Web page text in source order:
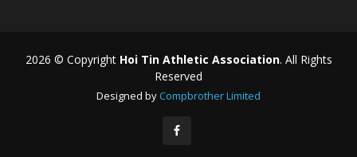
2026 © Copyright Hoi Tin Athletic Association. All Rights
Reserved
Designed byCompbrother Limited